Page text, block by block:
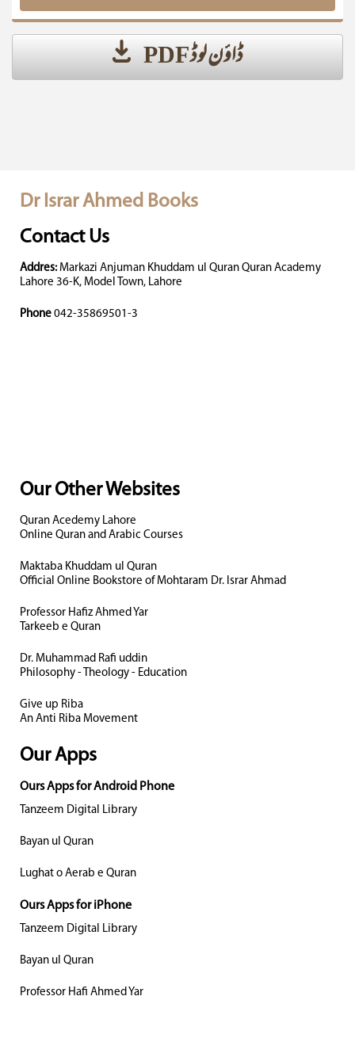
ڈاؤن لوڈ PDF
Dr Israr Ahmed Books
Contact Us
Addres: Markazi Anjuman Khuddam ul Quran Quran Academy
Lahore 36-K, Model Town, Lahore
Phone 042-35869501-3
Our Other Websites
Quran Acedemy Lahore
Online Quran and Arabic Courses
Maktaba Khuddam ul Quran
Official Online Bookstore of Mohtaram Dr. Israr Ahmad
Professor Hafiz Ahmed Yar
Tarkeeb e Quran
Dr. Muhammad Rafi uddin
Philosophy - Theology - Education
Give up Riba
An Anti Riba Movement
Our Apps
Ours Apps for Android Phone
Tanzeem Digital Library
Bayan ul Quran
Lughat o Aerab e Quran
Ours Apps for iPhone
Tanzeem Digital Library
Bayan ul Quran
Professor Hafi Ahmed Yar